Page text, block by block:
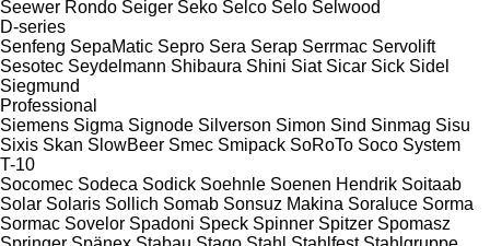
Seewer Rondo Seiger Seko Selco Selo Selwood
D-series
Senfeng SepaMatic Sepro Sera Serap Serrmac Servolift
Sesotec Seydelmann Shibaura Shini Siat Sicar Sick Sidel
Siegmund
Professional
Siemens Sigma Signode Silverson Simon Sind Sinmag Sisu
Sixis Skan SlowBeer Smec Smipack SoRoTo Soco System
T-10
Socomec Sodeca Sodick Soehnle Soenen Hendrik Soitaab
Solar Solaris Sollich Somab Sonsuz Makina Soraluce Sorma
Sormac Sovelor Spadoni Speck Spinner Spitzer Spomasz